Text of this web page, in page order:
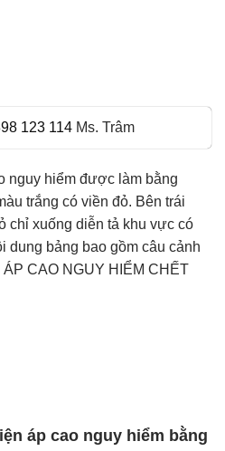
123 114Ms. Trâm
nguy hiểm được làm bằng
trắng có viền đỏ. Bên trái
chỉ xuống diễn tả khu vực có
dung bảng bao gồm câu cảnh
ÁP CAO NGUY HIỂM CHẾT
áp cao nguy hiểm bằng